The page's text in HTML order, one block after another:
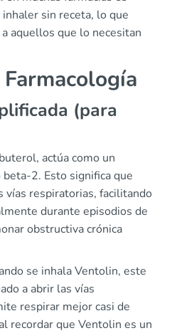
sin receta, lo que
aquellos que lo necesitan
(para
actúa como un
2. Esto significa que
vías respiratorias, facilitando
durante episodios de
obstructiva crónica
se inhala Ventolin, este
a abrir las vías
respirar mejor casi de
recordar que Ventolin es un